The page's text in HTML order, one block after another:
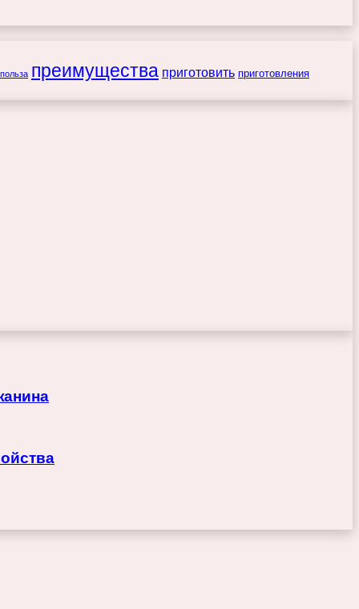
польза преимущества приготовить приготовления